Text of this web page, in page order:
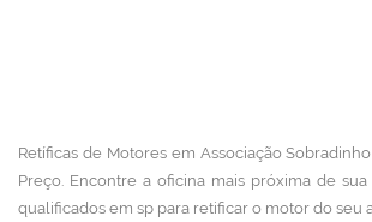
Retíficas de Motores em Associação
Preço. Encontre a oficina mais próxima de
qualificados em sp para retificar o motor do seu